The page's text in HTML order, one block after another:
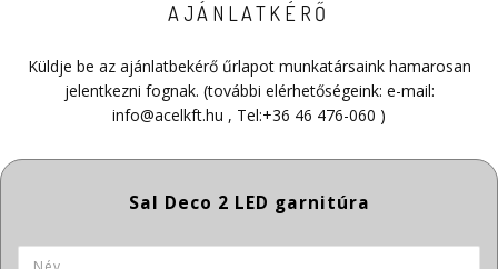
AJÁNLATKÉRŐ
Küldje be az ajánlatbekérő űrlapot munkatársaink hamarosan
jelentkezni fognak. (további elérhetőségeink: e-mail:
info@acelkft.hu , Tel:+36 46 476-060 )
Név